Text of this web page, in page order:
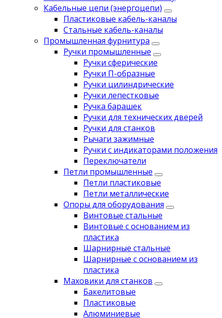
Кабельные цепи (энергоцепи)
Пластиковые кабель-каналы
Стальные кабель-каналы
Промышленная фурнитура
Ручки промышленные
Ручки сферические
Ручки П-образные
Ручки цилиндрические
Ручки лепестковые
Ручка барашек
Ручки для технических дверей
Ручки для станков
Рычаги зажимные
Ручки с индикаторами положения
Переключатели
Петли промышленные
Петли пластиковые
Петли металлические
Опоры для оборудования
Винтовые стальные
Винтовые с основанием из
пластика
Шарнирные стальные
Шарнирные с основанием из
пластика
Маховики для станков
Бакелитовые
Пластиковые
Алюминиевые